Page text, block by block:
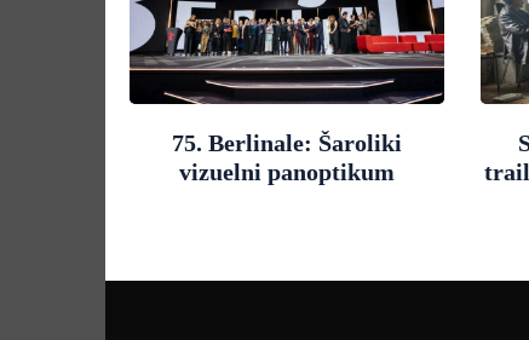
75. Berlinale: Šaroliki
vizuelni panoptikum